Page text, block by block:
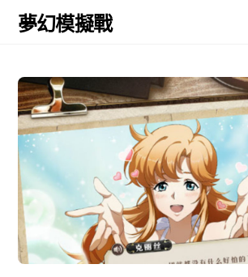
Skip
夢幻模擬戰